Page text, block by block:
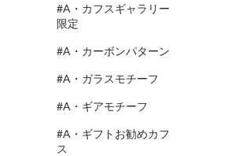
#A・カフスギャラリー
限定
#A・カーボンパターン
#A・ガラスモチーフ
#A・ギアモチーフ
#A・ギフトお勧めカフ
ス